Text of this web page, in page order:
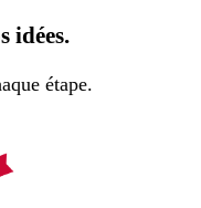
idées.
étape.